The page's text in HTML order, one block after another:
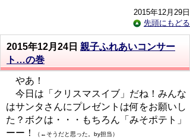
2015年12月29日
先頭にもどる
2015年12月24日 親子ふれあいコンサー
ト…の巻
やあ！
今日は「クリスマスイブ」だね！みんな
はサンタさんにプレゼントは何をお願いし
た？ボクは・・・もちろん「みそポテト」
ーー！
（←そうだと思った。by担当）